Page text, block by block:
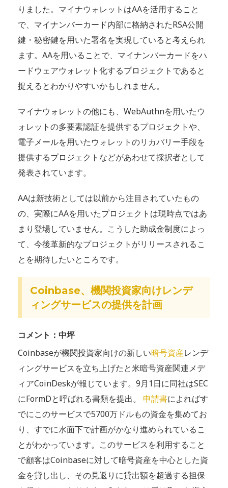
りました。マイナウォレットはAAを活用すること
で、マイナンバーカード内部に格納されたRSA公開
鍵・秘密鍵を用いた署名を実現していると考えられ
ます。AAを用いることで、マイナンバーカードをハ
ードウェアウォレット化するプロジェクトであると
捉えるとわかりやすいかもしれません。
マイナウォレットの他にも、WebAuthnを用いたウ
ォレットの多要素認証を提供するプロジェクトや、
電子メールを用いたウォレットのリカバリー手段を
提供するプロジェクトなどがあわせて採択者として
発表されています。
AAは新技術としては以前から注目されていたもの
の、実際にAAを用いたプロジェクトは現時点ではあ
まり登場していません。こうした助成金制度によっ
て、今後革新的なプロジェクトがリリースされるこ
とを期待したいところです。
Coinbase、機関投資家向けレンデ
ィングサービスの提供を計画
コメント：中坪
Coinbaseが機関投資家向けの新しい暗号資産レンデ
ィングサービスを立ち上げたと米暗号資産関連メデ
ィアCoinDeskが報じています。9月1日に同社はSEC
にFormDと呼ばれる書類を提出。
申請書によればす
でにこのサービスで5700万ドルもの資金を集めてお
り、すでに水面下で計画がかなり進められているこ
とがわかっています。このサービスを利用すること
で顧客はCoinbaseに対して暗号資産を中心とした資
金を貸し出し、その見返りに貸出額を超過する担保